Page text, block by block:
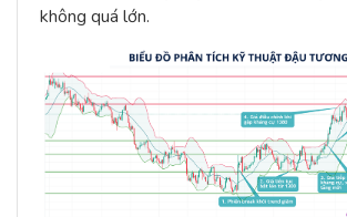
không quá lớn.